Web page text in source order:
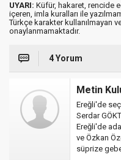
UYARI: Küfür, hakaret, rencide
içeren, imla kuralları ile
Türkçe karakter kullanılmayan
onaylanmamaktadır.
4 Yorum
Metin
Ereğli'de
Serdar
Ereğli'de
ve Özkan
süprize